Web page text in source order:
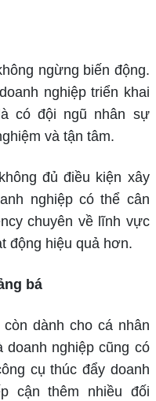
ngừng biến động.
nghiệp triển khai
có đội ngũ nhân sự
và tận tâm.
đủ điều kiện xây
nghiệp có thể cân
chuyên về lĩnh vực
động hiệu quả hơn.
bá
dành cho cá nhân
nghiệp cũng có
cụ thúc đẩy doanh
cận thêm nhiều đối